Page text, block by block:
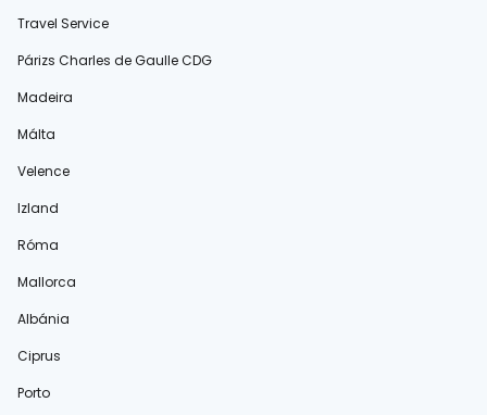
Travel Service
Párizs Charles de Gaulle CDG
Madeira
Málta
Velence
Izland
Róma
Mallorca
Albánia
Ciprus
Porto